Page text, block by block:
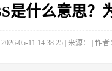
是什么意思？
2026-05-11 14:38:25 | 来源： | 作者